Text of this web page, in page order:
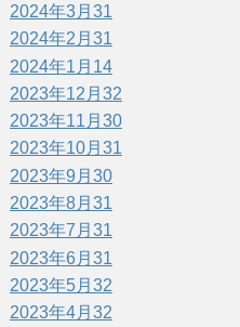
2024年3月 31
2024年2月 31
2024年1月 14
2023年12月 32
2023年11月 30
2023年10月 31
2023年9月 30
2023年8月 31
2023年7月 31
2023年6月 31
2023年5月 32
2023年4月 32